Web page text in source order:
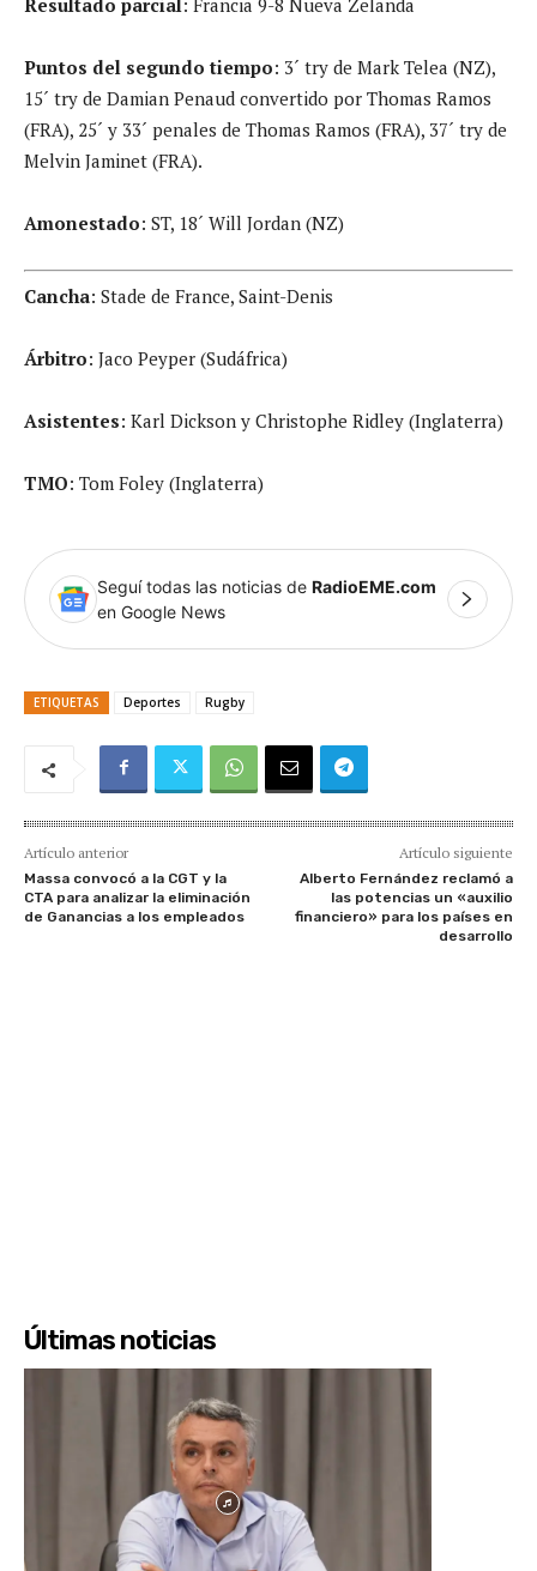
Puntos del segundo tiempo: 3´ try de Mark Telea (NZ),
15´ try de Damian Penaud convertido por Thomas Ramos
(FRA), 25´ y 33´ penales de Thomas Ramos (FRA), 37´ try de
Melvin Jaminet (FRA).
Amonestado: ST, 18´ Will Jordan (NZ)
Cancha: Stade de France, Saint-Denis
Árbitro: Jaco Peyper (Sudáfrica)
Asistentes: Karl Dickson y Christophe Ridley (Inglaterra)
TMO: Tom Foley (Inglaterra)
Seguí todas las noticias de RadioEME.com
en Google News
ETIQUETAS Deportes Rugby
Artículo anterior
Massa convocó a la CGT y la
CTA para analizar la eliminación
de Ganancias a los empleados
Artículo siguiente
Alberto Fernández reclamó a
las potencias un «auxilio
financiero» para los países en
desarrollo
Últimas noticias